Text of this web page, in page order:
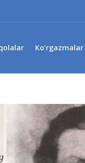
Ko’rgazmalar